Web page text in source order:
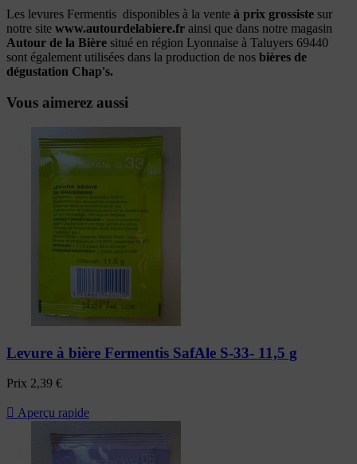
Les levures Fermentis disponibles à la vente à prix grossiste sur
notre site www.autourdelabiere.fr ainsi que dans notre magasin
Autour de la Bière situé en région Lyonnaise à Taluyers 69440
sont également utilisées dans la production de nos bières de
dégustation Chap's.
Vous aimerez aussi
Levure à bière Fermentis SafAle S-33- 11,5 g
Prix 2,39 €
 Aperçu rapide